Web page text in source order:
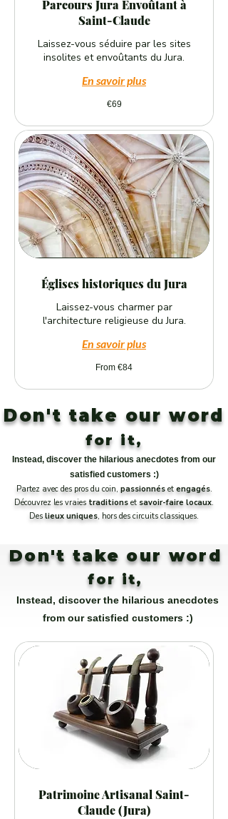
Parcours Jura Envoûtant à
Saint-Claude
Laissez-vous séduire par les sites
insolites et envoûtants du Jura.
En savoir plus
€69
Églises historiques du Jura
Laissez-vous charmer par
l'architecture religieuse du Jura.
En savoir plus
From €84
Don't take our word
for it,
Instead, discover the hilarious anecdotes from our
satisfied customers :)
Partez avec des pros du coin, passionnés et engagés.
Découvrez les vraies traditions et savoir-faire locaux.
Des lieux uniques, hors des circuits classiques.
Don't take our word
for it,
Instead, discover the hilarious anecdotes
from our satisfied customers :)
Patrimoine Artisanal Saint-
Claude (Jura)